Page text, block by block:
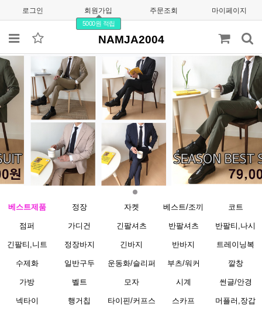
로그인 회원가입
5000원 적립
주문조회 마이페이지
NAMJA2004
베스트제품 정장 자켓 베스트/조끼 코트
점퍼 가디건 긴팔셔츠 반팔셔츠 반팔티,나시
긴팔티,니트 정장바지 긴바지 반바지 트레이닝복
수제화 일반구두 운동화/슬리퍼 부츠/워커 깔창
가방 벨트 모자 시계 썬글/안경
넥타이 행거칩 타이핀/커프스 스카프 머플러,장갑